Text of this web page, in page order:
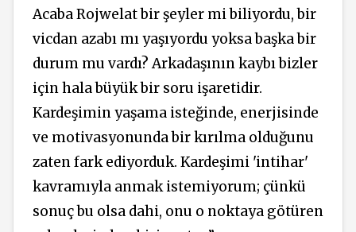
Acaba Rojwelat bir şeyler mi biliyordu, bir
vicdan azabı mı yaşıyordu yoksa başka bir
durum mu vardı? Arkadaşının kaybı bizler
için hala büyük bir soru işaretidir.
Kardeşimin yaşama isteğinde, enerjisinde
ve motivasyonunda bir kırılma olduğunu
zaten fark ediyorduk. Kardeşimi 'intihar'
kavramıyla anmak istemiyorum; çünkü
sonuç bu olsa dahi, onu o noktaya götüren